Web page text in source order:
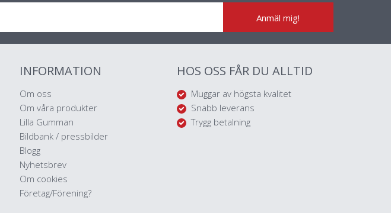
Anmäl mig!
INFORMATION
Om oss
Om våra produkter
Lilla Gumman
Bildbank / pressbilder
Blogg
Nyhetsbrev
Om cookies
Företag/Förening?
HOS OSS FÅR DU ALLTID
Muggar av högsta kvalitet
Snabb leverans
Trygg betalning